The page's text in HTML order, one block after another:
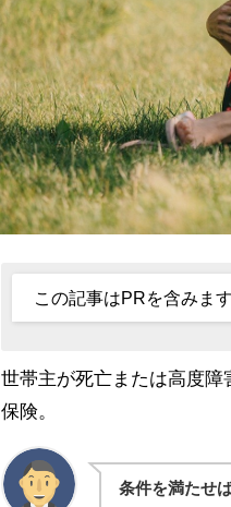
この記事はPRを含みます
世帯主が死亡または高度
保険。
条件を満たせ